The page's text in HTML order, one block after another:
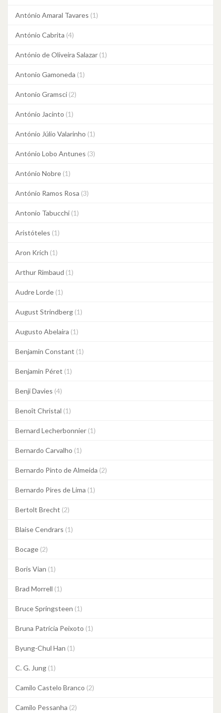
António Amaral Tavares (1)
António Cabrita (4)
António de Oliveira Salazar (1)
Antonio Gamoneda (1)
Antonio Gramsci (2)
António Jacinto (1)
António Júlio Valarinho (1)
António Lobo Antunes (3)
António Nobre (1)
António Ramos Rosa (3)
Antonio Tabucchi (1)
Aristóteles (1)
Aron Krich (1)
Arthur Rimbaud (1)
Audre Lorde (1)
August Strindberg (1)
Augusto Abelaira (1)
Benjamin Constant (1)
Benjamin Péret (1)
Benji Davies (4)
Benoît Christal (1)
Bernard Lecherbonnier (1)
Bernardo Carvalho (1)
Bernardo Pinto de Almeida (2)
Bernardo Pires de Lima (1)
Bertolt Brecht (2)
Blaise Cendrars (1)
Bocage (2)
Boris Vian (1)
Brad Morrell (1)
Bruce Springsteen (1)
Bruna Patrícia Peixoto (1)
Byung-Chul Han (1)
C. G. Jung (1)
Camilo Castelo Branco (2)
Camilo Pessanha (2)